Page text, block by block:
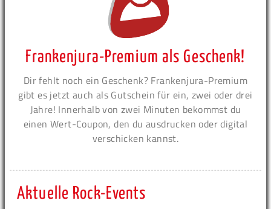
Frankenjura-Premium als Geschenk!
Dir fehlt noch ein Geschenk? Frankenjura-Premium
gibt es jetzt auch als Gutschein für ein, zwei oder drei
Jahre! Innerhalb von zwei Minuten bekommst du
einen Wert-Coupon, den du ausdrucken oder digital
verschicken kannst.
Aktuelle Rock-Events